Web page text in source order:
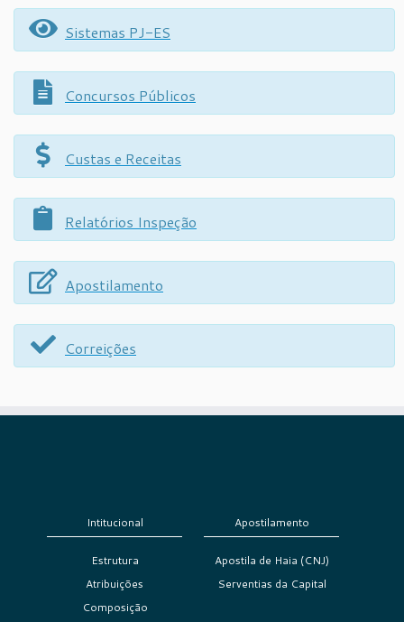
Sistemas PJ-ES
Concursos Públicos
Custas e Receitas
Relatórios Inspeção
Apostilamento
Correições
Intitucional
Estrutura
Atribuições
Composição
Apostilamento
Apostila de Haia (CNJ)
Serventias da Capital